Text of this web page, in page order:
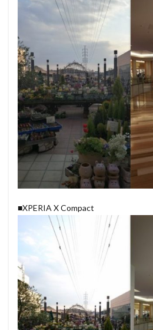
■XPERIA X Compact